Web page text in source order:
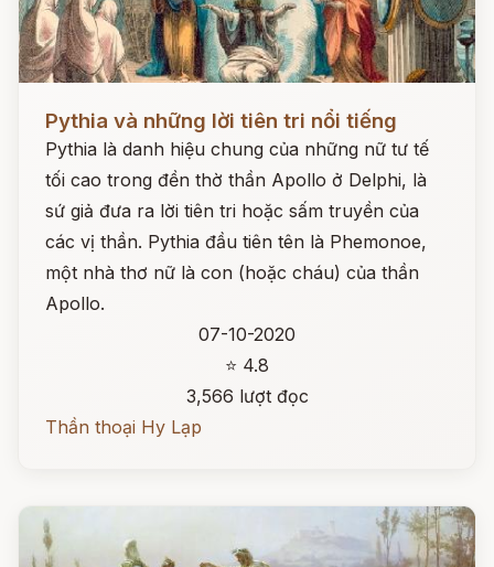
Pythia và những lời tiên tri nổi tiếng
Pythia là danh hiệu chung của những nữ tư tế
tối cao trong đền thờ thần Apollo ở Delphi, là
sứ giả đưa ra lời tiên tri hoặc sấm truyền của
các vị thần. Pythia đầu tiên tên là Phemonoe,
một nhà thơ nữ là con (hoặc cháu) của thần
Apollo.
07-10-2020
⭐ 4.8
3,566 lượt đọc
Thần thoại Hy Lạp